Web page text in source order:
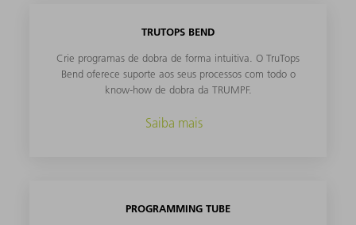
TRUTOPS BEND
Crie programas de dobra de forma intuitiva. O TruTops
Bend oferece suporte aos seus processos com todo o
know-how de dobra da TRUMPF.
Saiba mais
PROGRAMMING TUBE